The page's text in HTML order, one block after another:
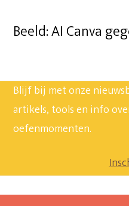
Beeld: AI Canva
Blijf bij met onze
artikels, tools en info
oefenmomenten.